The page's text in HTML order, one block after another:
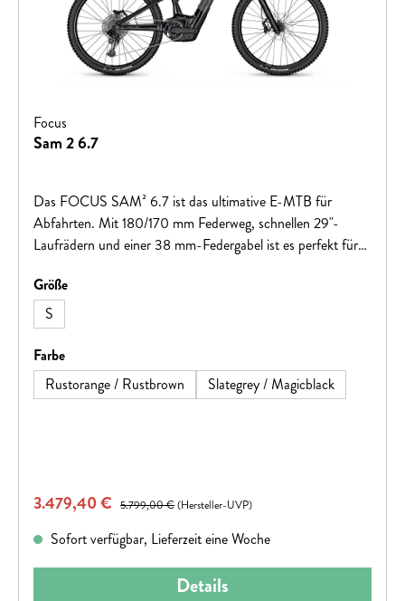
Focus
Sam 2 6.7
Das FOCUS SAM² 6.7 ist das ultimative E-MTB für
Abfahrten. Mit 180/170 mm Federweg, schnellen 29"-
Laufrädern und einer 38 mm-Federgabel ist es perfekt für
Line CX E-Antriebs und einer 625 Wh-Batterie macht auch
das Bergauffahren Spaß. Mit einer SR Suntour Durolux 38
Federgabel, einer F.O.L.D. Kinematik mit RockShox Deluxe
Select Stahlfederdämpfer, einer SRAM NX Eagle Schaltung
und Sram DB8 4-Kolben-Bremsen ist es bereit für jedes
Trail-Abenteuer.
Größeauswählen
S
Farbeauswählen
Rustorange / Rustbrown
Slategrey / Magicblack
Verkaufspreis:
3.479,40 € Regulärer Preis:
5.799,00 €(Hersteller-UVP)
Sofort verfügbar, Lieferzeit eine Woche
Details